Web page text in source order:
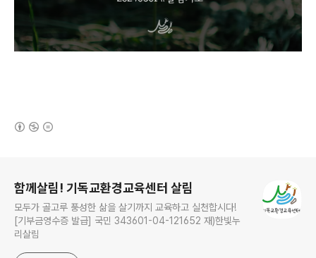
함께살림! 기독교환경교육센터 살림
모두가 골고루 풍성한 삶을 살기까지 교육하고 실천합시다!
[기부금영수증 발급] 국민 343601-04-121652 재)한빛누
리살림